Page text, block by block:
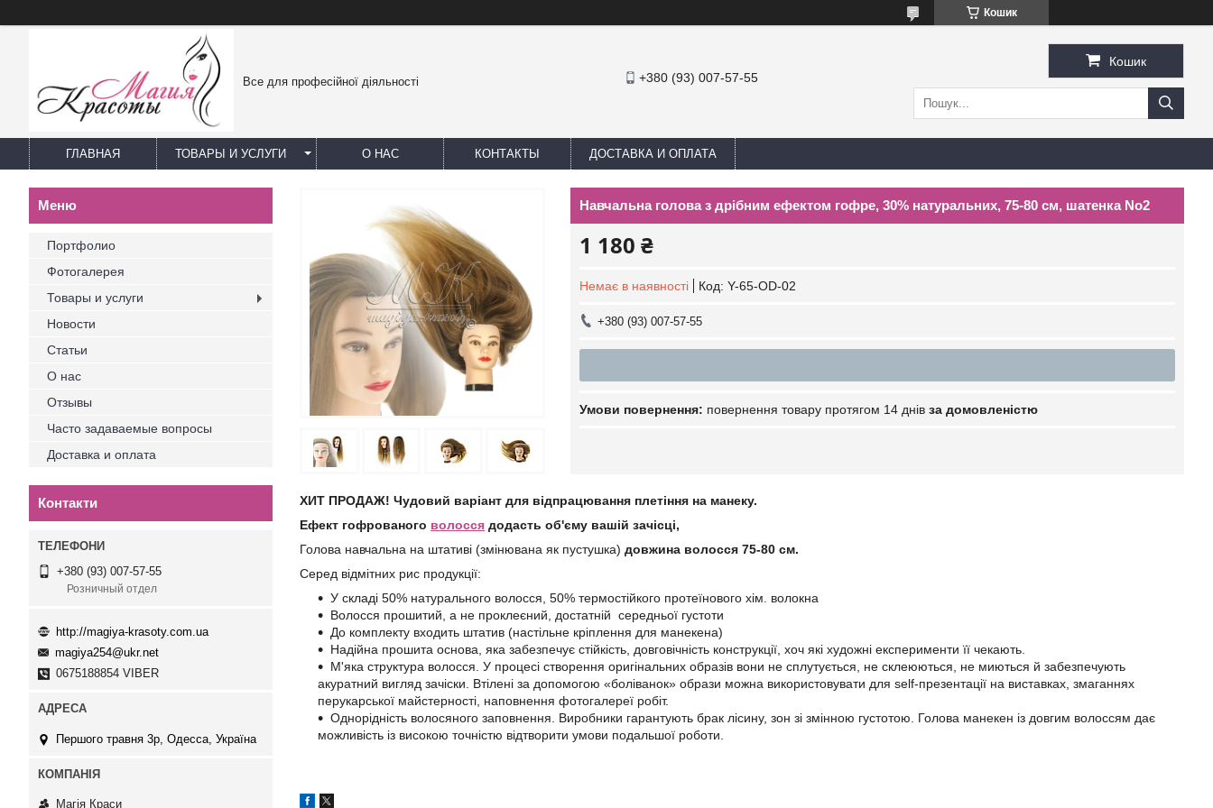
Кошик
Все для професійної діяльності +380 (93) 007-57-55
Кошик
ГЛАВНАЯ ТОВАРЫ И УСЛУГИ О НАС КОНТАКТЫ ДОСТАВКА И ОПЛАТА
Навчальна голова з дрібним ефектом гофре, 30% натуральних, 75-80 см, шатенка No2
1 180 ₴
Немає в наявності Код: Y-65-OD-02
+380 (93) 007-57-55
повернення товару протягом 14 днів за домовленістю
ХИТ ПРОДАЖ! Чудовий варіант для відпрацювання плетіння на манеку.
Ефект гофрованого волосся додасть об'єму вашій зачісці,
Голова навчальна на штативі (змінювана як пустушка) довжина волосся 75-80 см.
Серед відмітних рис продукції:
У складі 50% натурального волосся, 50% термостійкого протеїнового хім. волокна
Волосся прошитий, а не проклеєний, достатній середньої густоти
До комплекту входить штатив (настільне кріплення для манекена)
Надійна прошита основа, яка забезпечує стійкість, довговічність конструкції, хоч які художні експерименти її чекають.
М'яка структура волосся. У процесі створення оригінальних образів вони не сплутується, не склеюються, не миються й забезпечують
акуратний вигляд зачіски. Втілені за допомогою «боліванок» образи можна використовувати для self-презентації на виставках, змаганнях
перукарської майстерності, наповнення фотогалереї робіт.
Однорідність волосяного заповнення. Виробники гарантують брак лісину, зон зі змінною густотою. Голова манекен із довгим волоссям дає
можливість із високою точністю відтворити умови подальшої роботи.
Портфолио
Фотогалерея
Товары и услуги
Новости
Статьи
О нас
Отзывы
Часто задаваемые вопросы
Доставка и оплата
Контакти
+380 (93) 007-57-55
Розничный отдел
http://magiya-krasoty.com.ua
magiya254@ukr.net
0675188854 VIBER
Першого травня 3р, Одесса, Україна
Магія Краси